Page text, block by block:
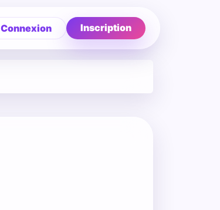
Connexion Inscription